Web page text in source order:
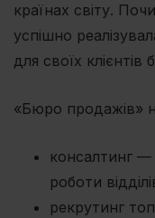
країнах світу.
успішно
для своїх
«Бюро продажів»
консалтинг —
роботи
рекрутинг